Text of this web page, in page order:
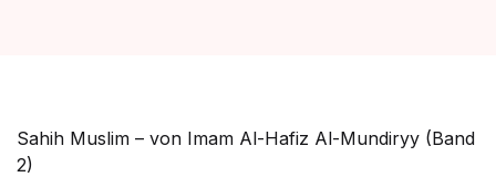
Sahih Muslim – von Imam Al-Hafiz Al-Mundiryy (Band
2)